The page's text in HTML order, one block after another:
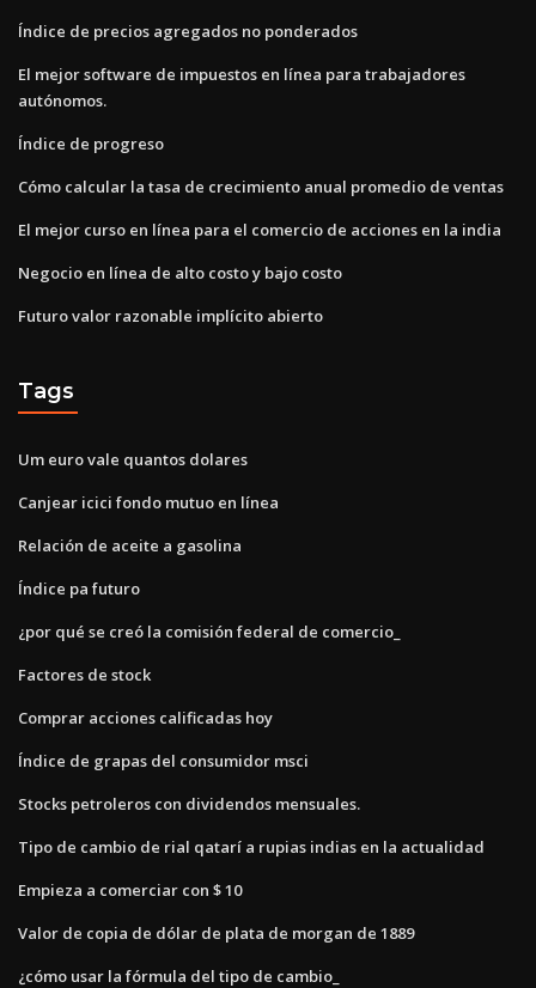
Índice de precios agregados no ponderados
El mejor software de impuestos en línea para trabajadores
autónomos.
Índice de progreso
Cómo calcular la tasa de crecimiento anual promedio de ventas
El mejor curso en línea para el comercio de acciones en la india
Negocio en línea de alto costo y bajo costo
Futuro valor razonable implícito abierto
Tags
Um euro vale quantos dolares
Canjear icici fondo mutuo en línea
Relación de aceite a gasolina
Índice pa futuro
¿por qué se creó la comisión federal de comercio_
Factores de stock
Comprar acciones calificadas hoy
Índice de grapas del consumidor msci
Stocks petroleros con dividendos mensuales.
Tipo de cambio de rial qatarí a rupias indias en la actualidad
Empieza a comerciar con $ 10
Valor de copia de dólar de plata de morgan de 1889
¿cómo usar la fórmula del tipo de cambio_